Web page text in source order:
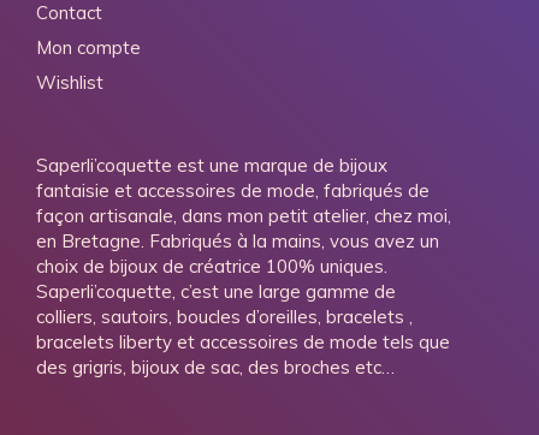
Contact
Mon compte
Wishlist
Saperli’coquette est une marque de bijoux
fantaisie et accessoires de mode, fabriqués de
façon artisanale, dans mon petit atelier, chez moi,
en Bretagne. Fabriqués à la mains, vous avez un
choix de bijoux de créatrice 100% uniques.
Saperli’coquette, c’est une large gamme de
colliers, sautoirs, boucles d’oreilles, bracelets ,
bracelets liberty et accessoires de mode tels que
des grigris, bijoux de sac, des broches etc…